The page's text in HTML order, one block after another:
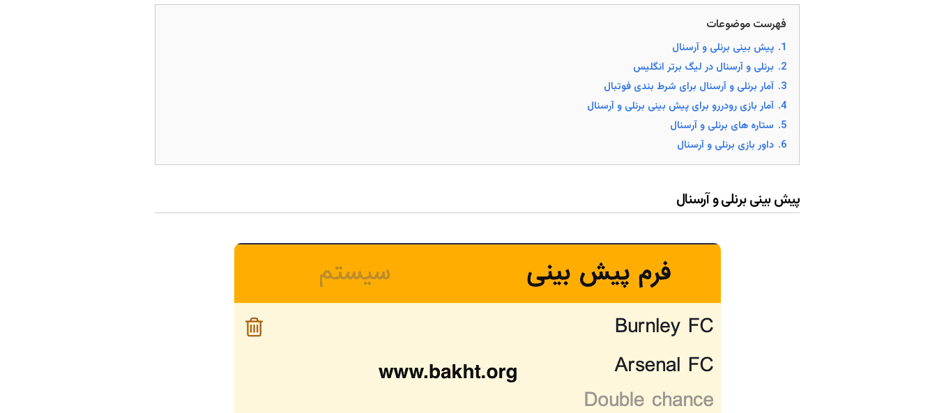
فهرست موضوعات
1. پیش بینی برنلی و آرسنال
2. برنلی و آرسنال در لیگ برتر انگلیس
3. آمار برنلی و آرسنال برای شرط بندی فوتبال
4. آمار بازی رودررو برای پیش بینی برنلی و آرسنال
5. ستاره های برنلی و آرسنال
6. داور بازی برنلی و آرسنال
پیش بینی برنلی و آرسنال